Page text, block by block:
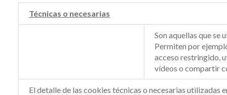
Técnicas o necesarias
Son aquellas que se
Permiten por
acceso restringido,
vídeos o compartir
El detalle de las cookies técnicas o necesarias utilizadas